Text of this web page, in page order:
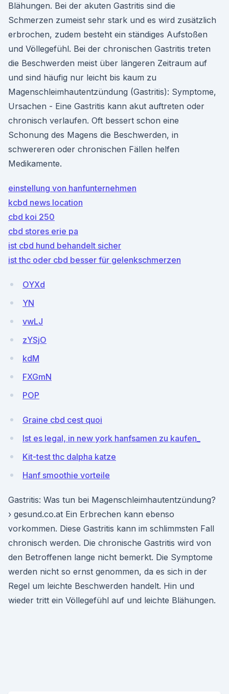
Blähungen. Bei der akuten Gastritis sind die
Schmerzen zumeist sehr stark und es wird zusätzlich
erbrochen, zudem besteht ein ständiges Aufstoßen
und Völlegefühl. Bei der chronischen Gastritis treten
die Beschwerden meist über längeren Zeitraum auf
und sind häufig nur leicht bis kaum zu
Magenschleimhautentzündung (Gastritis): Symptome,
Ursachen - Eine Gastritis kann akut auftreten oder
chronisch verlaufen. Oft bessert schon eine
Schonung des Magens die Beschwerden, in
schwereren oder chronischen Fällen helfen
Medikamente.
einstellung von hanfunternehmen
kcbd news location
cbd koi 250
cbd stores erie pa
ist cbd hund behandelt sicher
ist thc oder cbd besser für gelenkschmerzen
OYXd
YN
vwLJ
zYSjO
kdM
FXGmN
POP
Graine cbd cest quoi
Ist es legal, in new york hanfsamen zu kaufen_
Kit-test thc dalpha katze
Hanf smoothie vorteile
Gastritis: Was tun bei Magenschleimhautentzündung?
› gesund.co.at Ein Erbrechen kann ebenso
vorkommen. Diese Gastritis kann im schlimmsten Fall
chronisch werden. Die chronische Gastritis wird von
den Betroffenen lange nicht bemerkt. Die Symptome
werden nicht so ernst genommen, da es sich in der
Regel um leichte Beschwerden handelt. Hin und
wieder tritt ein Völlegefühl auf und leichte Blähungen.